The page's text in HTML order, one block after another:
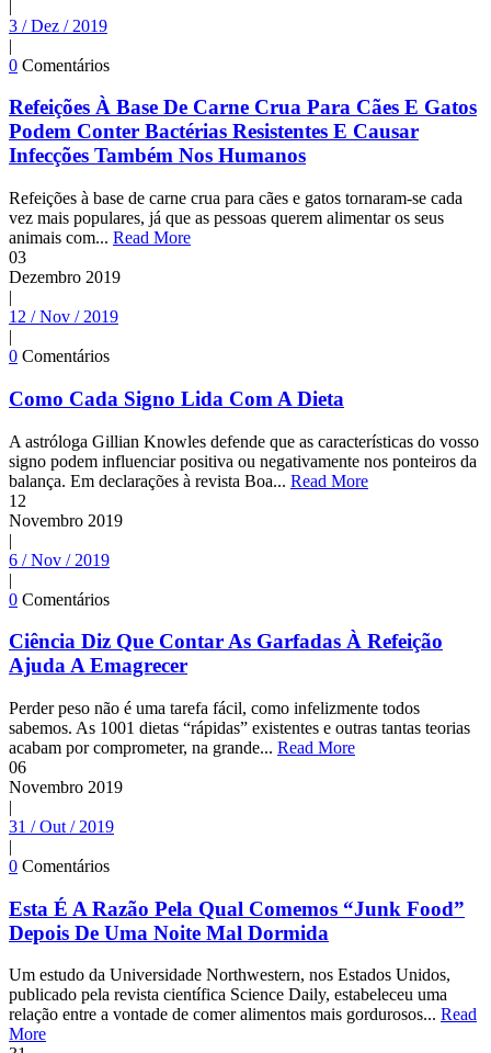
3 / Dez / 2019
|
0 Comentários
Refeições À Base De Carne Crua Para Cães E Gatos
Podem Conter Bactérias Resistentes E Causar
Infecções Também Nos Humanos
Refeições à base de carne crua para cães e gatos tornaram-se cada
vez mais populares, já que as pessoas querem alimentar os seus
animais com... Read More
03
Dezembro 2019
|
12 / Nov / 2019
|
0 Comentários
Como Cada Signo Lida Com A Dieta
A astróloga Gillian Knowles defende que as características do vosso
signo podem influenciar positiva ou negativamente nos ponteiros da
balança. Em declarações à revista Boa... Read More
12
Novembro 2019
|
6 / Nov / 2019
|
0 Comentários
Ciência Diz Que Contar As Garfadas À Refeição
Ajuda A Emagrecer
Perder peso não é uma tarefa fácil, como infelizmente todos
sabemos. As 1001 dietas “rápidas” existentes e outras tantas teorias
acabam por comprometer, na grande... Read More
06
Novembro 2019
|
31 / Out / 2019
|
0 Comentários
Esta É A Razão Pela Qual Comemos “Junk Food”
Depois De Uma Noite Mal Dormida
Um estudo da Universidade Northwestern, nos Estados Unidos,
publicado pela revista científica Science Daily, estabeleceu uma
relação entre a vontade de comer alimentos mais gordurosos... Read
More